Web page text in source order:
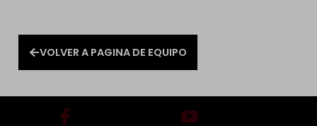
VOLVER A PAGINA DE EQUIPO